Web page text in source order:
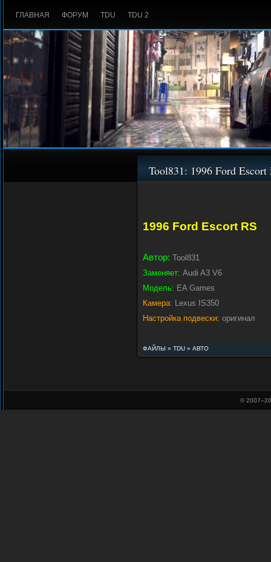
ГЛАВНАЯ ФОРУМ TDU TDU 2
Tool831: 1996 Ford Escort
1996 Ford Escort RS
Автор: Tool831
Заменяет: Audi A3 V6
Модель: EA Games
Камера: Lexus IS350
Настройка подвески: оригинал
ФАЙЛЫ » TDU » АВТО
© 2007–